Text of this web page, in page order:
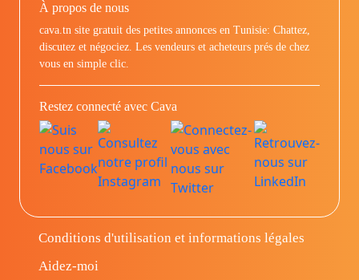
À propos de nous
cava.tn site gratuit des petites annonces en Tunisie: Chattez,
discutez et négociez. Les vendeurs et acheteurs prés de chez
vous en simple clic.
Restez connecté avec Cava
Conditions d'utilisation et informations légales
Aidez-moi